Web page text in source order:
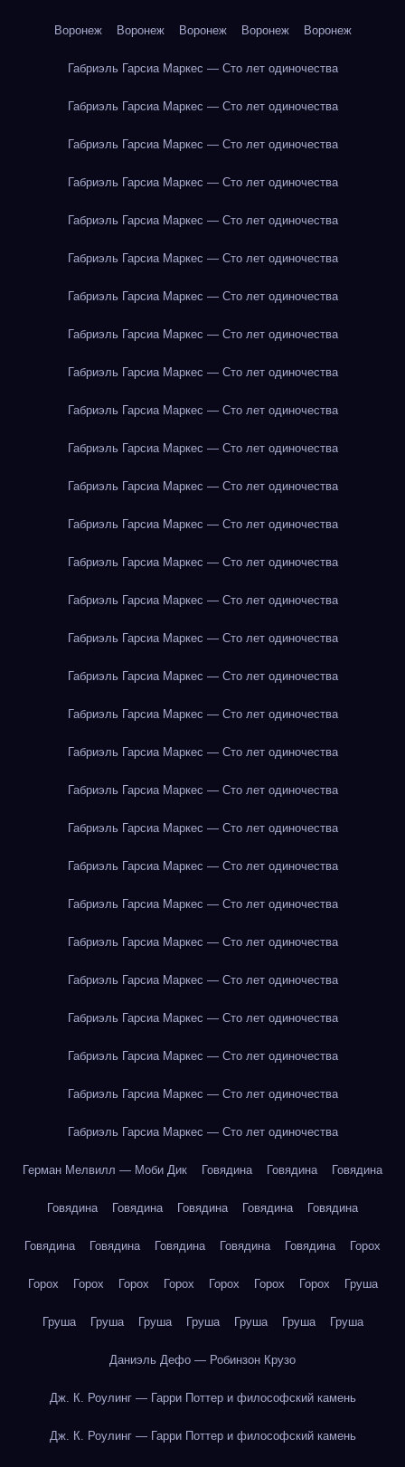
Воронеж Воронеж Воронеж Воронеж Воронеж
Габриэль Гарсиа Маркес — Сто лет одиночества
Габриэль Гарсиа Маркес — Сто лет одиночества
Габриэль Гарсиа Маркес — Сто лет одиночества
Габриэль Гарсиа Маркес — Сто лет одиночества
Габриэль Гарсиа Маркес — Сто лет одиночества
Габриэль Гарсиа Маркес — Сто лет одиночества
Габриэль Гарсиа Маркес — Сто лет одиночества
Габриэль Гарсиа Маркес — Сто лет одиночества
Габриэль Гарсиа Маркес — Сто лет одиночества
Габриэль Гарсиа Маркес — Сто лет одиночества
Габриэль Гарсиа Маркес — Сто лет одиночества
Габриэль Гарсиа Маркес — Сто лет одиночества
Габриэль Гарсиа Маркес — Сто лет одиночества
Габриэль Гарсиа Маркес — Сто лет одиночества
Габриэль Гарсиа Маркес — Сто лет одиночества
Габриэль Гарсиа Маркес — Сто лет одиночества
Габриэль Гарсиа Маркес — Сто лет одиночества
Габриэль Гарсиа Маркес — Сто лет одиночества
Габриэль Гарсиа Маркес — Сто лет одиночества
Габриэль Гарсиа Маркес — Сто лет одиночества
Габриэль Гарсиа Маркес — Сто лет одиночества
Габриэль Гарсиа Маркес — Сто лет одиночества
Габриэль Гарсиа Маркес — Сто лет одиночества
Габриэль Гарсиа Маркес — Сто лет одиночества
Габриэль Гарсиа Маркес — Сто лет одиночества
Габриэль Гарсиа Маркес — Сто лет одиночества
Габриэль Гарсиа Маркес — Сто лет одиночества
Габриэль Гарсиа Маркес — Сто лет одиночества
Габриэль Гарсиа Маркес — Сто лет одиночества
Герман Мелвилл — Моби Дик Говядина Говядина Говядина
Говядина Говядина Говядина Говядина Говядина
Говядина Говядина Говядина Говядина Говядина Горох
Горох Горох Горох Горох Горох Горох Горох Груша
Груша Груша Груша Груша Груша Груша Груша
Даниэль Дефо — Робинзон Крузо
Дж. К. Роулинг — Гарри Поттер и философский камень
Дж. К. Роулинг — Гарри Поттер и философский камень